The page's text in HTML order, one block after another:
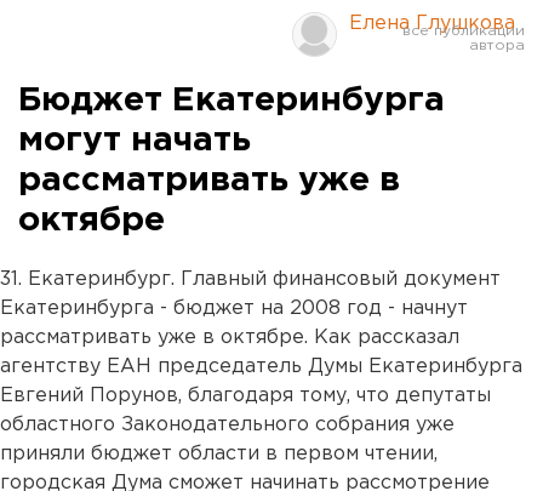
Елена Глушкова
Бюджет Екатеринбурга
могут начать
рассматривать уже в
октябре
31. Екатеринбург. Главный финансовый документ
Екатеринбурга - бюджет на 2008 год - начнут
рассматривать уже в октябре. Как рассказал
агентству ЕАН председатель Думы Екатеринбурга
Евгений Порунов, благодаря тому, что депутаты
областного Законодательного собрания уже
приняли бюджет области в первом чтении,
городская Дума сможет начинать рассмотрение